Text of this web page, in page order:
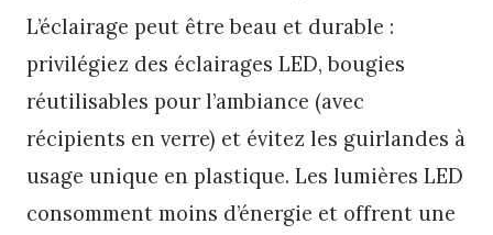
L’éclairage peut être beau et durable :
privilégiez des éclairages LED, bougies
réutilisables pour l’ambiance (avec
récipients en verre) et évitez les guirlandes à
usage unique en plastique. Les lumières LED
consomment moins d’énergie et offrent une